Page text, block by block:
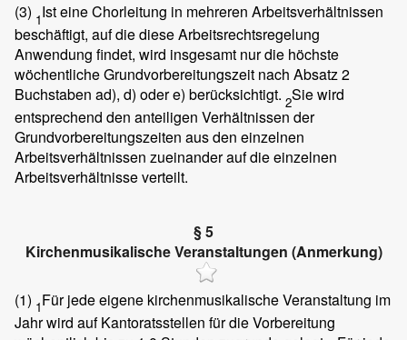
(3) 1Ist eine Chorleitung in mehreren Arbeitsverhältnissen
beschäftigt, auf die diese Arbeitsrechtsregelung
Anwendung findet, wird insgesamt nur die höchste
wöchentliche Grundvorbereitungszeit nach Absatz 2
Buchstaben ad), d) oder e) berücksichtigt. 2Sie wird
entsprechend den anteiligen Verhältnissen der
Grundvorbereitungszeiten aus den einzelnen
Arbeitsverhältnissen zueinander auf die einzelnen
Arbeitsverhältnisse verteilt.
§ 5
Kirchenmusikalische Veranstaltungen (Anmerkung)
(1) 1Für jede eigene kirchenmusikalische Veranstaltung im
Jahr wird auf Kantoratsstellen für die Vorbereitung